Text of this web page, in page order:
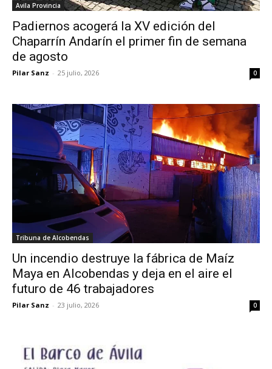
Avila Provincia
Padiernos acogerá la XV edición del
Chaparrín Andarín el primer fin de semana
de agosto
Pilar Sanz - 25 julio, 2026 0
Tribuna de Alcobendas
Un incendio destruye la fábrica de Maíz
Maya en Alcobendas y deja en el aire el
futuro de 46 trabajadores
Pilar Sanz - 23 julio, 2026 0